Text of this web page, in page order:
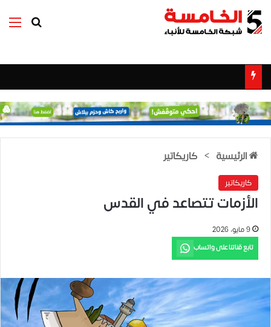
بحث عن
الرئيسية > كاريكاتير
كاريكاتير
الأزمات تتصاعد في القدس
9 مايو، 2026
تابع قناتنا على واتساب